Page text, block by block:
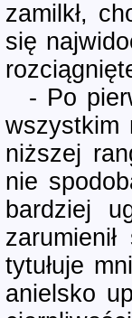
zamilkł,
się
- Po
wszystkim
niższej
nie
bardziej
tytułuje
anielsko